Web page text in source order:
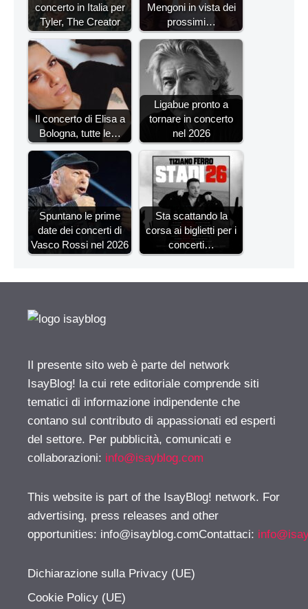
concerto in Italia per
Tyler, The Creator
Mengoni in vista dei
prossimi…
Il concerto di Elisa a
Bologna, tutte le…
Ligabue pronto a
tornare in concerto
nel 2026
Spuntano le prime
date dei concerti di
Vasco Rossi nel 2026
Sta scattando la
corsa ai biglietti per i
concerti…
Il presente sito web è parte del network
IsayBlog! la cui rete editoriale comprende siti
tematici di informazione indipendente che
contano sul contributo di appassionati ed esperti
del settore. Per pubblicità, comunicati e
collaborazioni: info@isayblog.com
This website is part of the IsayBlog! network. For
advertising, press releases and other
opportunities: info@isayblog.comContattaci:
Dichiarazione sulla Privacy (UE)
Cookie Policy (UE)